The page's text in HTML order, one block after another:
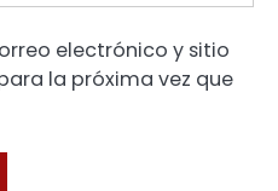
electrónico y sitio
la próxima vez que